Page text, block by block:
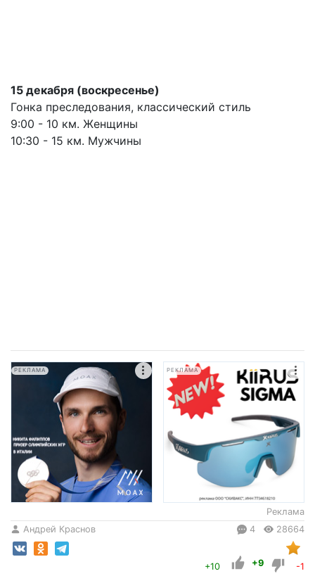
15 декабря (воскресенье)
Гонка преследования, классический стиль
9:00 - 10 км. Женщины
10:30 - 15 км. Мужчины
РЕКЛАМА РЕКЛАМА
Реклама
Андрей Краснов
4 28664
+10 +9 -1